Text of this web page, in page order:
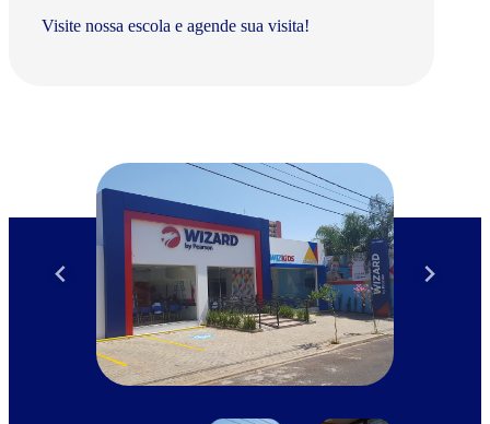
Visite nossa escola e agende sua visita!